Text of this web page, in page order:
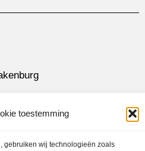
toestemming
gebruiken wij technologieën zoals